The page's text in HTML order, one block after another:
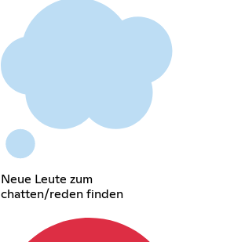
Neue Leute zum
chatten/reden finden